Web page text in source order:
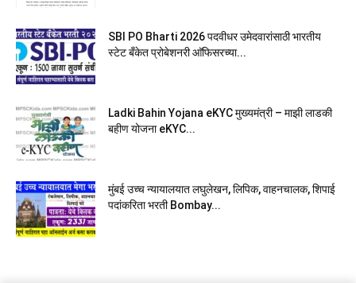
SBI PO Bharti 2026 पदवीधर उमेदवारांसाठी भारतीय
स्टेट बँकेत प्रोबेशनरी आ‍ॅफिसरच्या...
Ladki Bahin Yojana eKYC मुख्यमंत्री – माझी लाडकी
बहीण योजना eKYC...
मुंबई उच्च न्यायालयात लघुलेखन, लिपिक, वाहनचालक, शिपाई
पदांकरिता भरती Bombay...